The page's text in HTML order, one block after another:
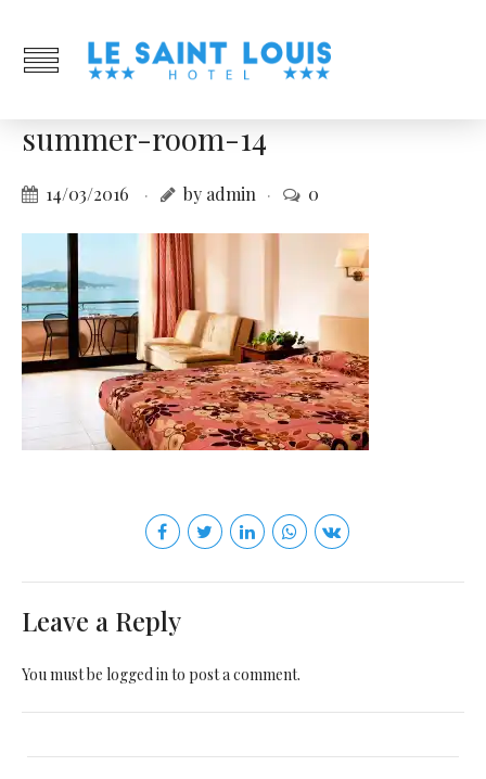
summer-room-14
14/03/2016 by admin 0
Leave a Reply
You must be logged into post a comment.